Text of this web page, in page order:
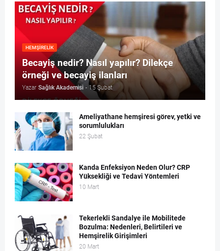
HEMŞIRELIK
Becayiş nedir? Nasıl yapılır? Dilekçe
örneği ve becayiş ilanları
Yazar Sağlık Akademisi - 15 Şubat
Ameliyathane hemşiresi görev, yetki ve
sorumlulukları
22 Şubat
Kanda Enfeksiyon Neden Olur? CRP
Yüksekliği ve Tedavi Yöntemleri
10 Mart
Tekerlekli Sandalye ile Mobilitede
Bozulma: Nedenleri, Belirtileri ve
Hemşirelik Girişimleri
20 Mart